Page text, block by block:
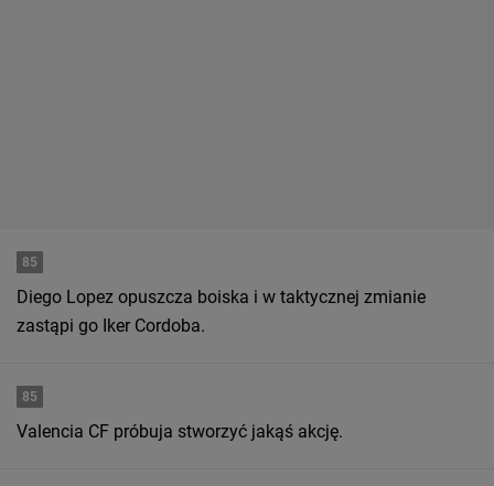
85
Diego Lopez opuszcza boiska i w taktycznej zmianie
zastąpi go Iker Cordoba.
85
Valencia CF próbuja stworzyć jakąś akcję.